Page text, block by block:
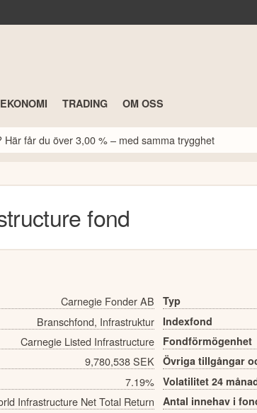
TRADING OM OSS
får du över 3,00 % – med samma trygghet
fond
Carnegie Fonder AB Typ
Branschfond, Infrastruktur
Indexfond
Carnegie Listed Infrastructure
Fondförmögenhet
9,780,538 SEK
Övriga tillgångar
7.19%
Volatilitet 24
Infrastructure Net Total Return
Antal innehav i